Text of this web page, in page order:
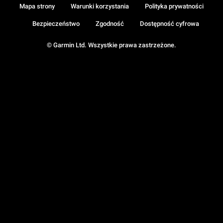
© Garmin Ltd. Wszystkie prawa zastrzeżone.
Mapa strony Warunki korzystania Polityka prywatności
Bezpieczeństwo Zgodność Dostępność cyfrowa